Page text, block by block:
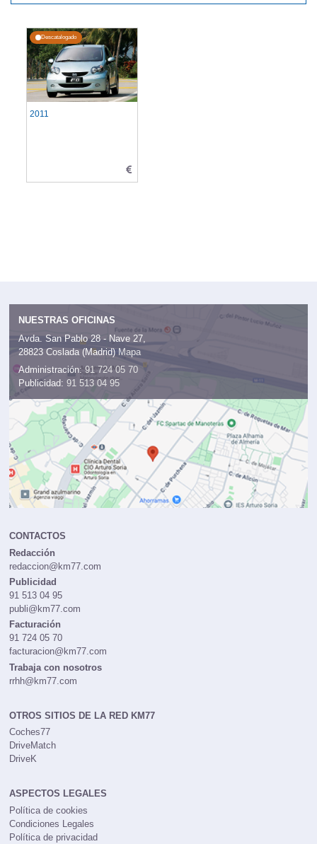
Descatalogado
2011
NUESTRAS OFICINAS
Avda. San Pablo 28 - Nave 27,
28823 Coslada (Madrid) Mapa
Administración: 91 724 05 70
Publicidad: 91 513 04 95
CONTACTOS
Redacción
redaccion@km77.com
Publicidad
91 513 04 95
publi@km77.com
Facturación
91 724 05 70
facturacion@km77.com
Trabaja con nosotros
rrhh@km77.com
OTROS SITIOS DE LA RED KM77
Coches77
DriveMatch
DriveK
ASPECTOS LEGALES
Política de cookies
Condiciones Legales
Política de privacidad